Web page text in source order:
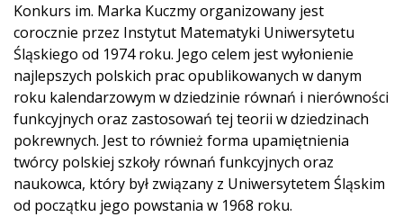
Konkurs im. Marka Kuczmy organizowany jest
corocznie przez Instytut Matematyki Uniwersytetu
Śląskiego od 1974 roku. Jego celem jest wyłonienie
najlepszych polskich prac opublikowanych w danym
roku kalendarzowym w dziedzinie równań i nierówności
funkcyjnych oraz zastosowań tej teorii w dziedzinach
pokrewnych. Jest to również forma upamiętnienia
twórcy polskiej szkoły równań funkcyjnych oraz
naukowca, który był związany z Uniwersytetem Śląskim
od początku jego powstania w 1968 roku.